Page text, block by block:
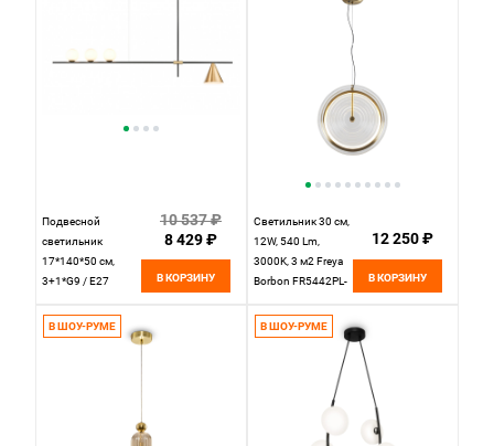
Подвесной
светильник
17*140*50 см,
3+1*G9 / E27
Vele Luce Corda
VL5534P04
10 537 ₽
8 429 ₽
В КОРЗИНУ
Светильник 30 см,
12W, 540 Lm,
3000K, 3 м2 Freya
Borbon FR5442PL-
12 250 ₽
В КОРЗИНУ
В ШОУ-РУМЕ В ШОУ-РУМЕ